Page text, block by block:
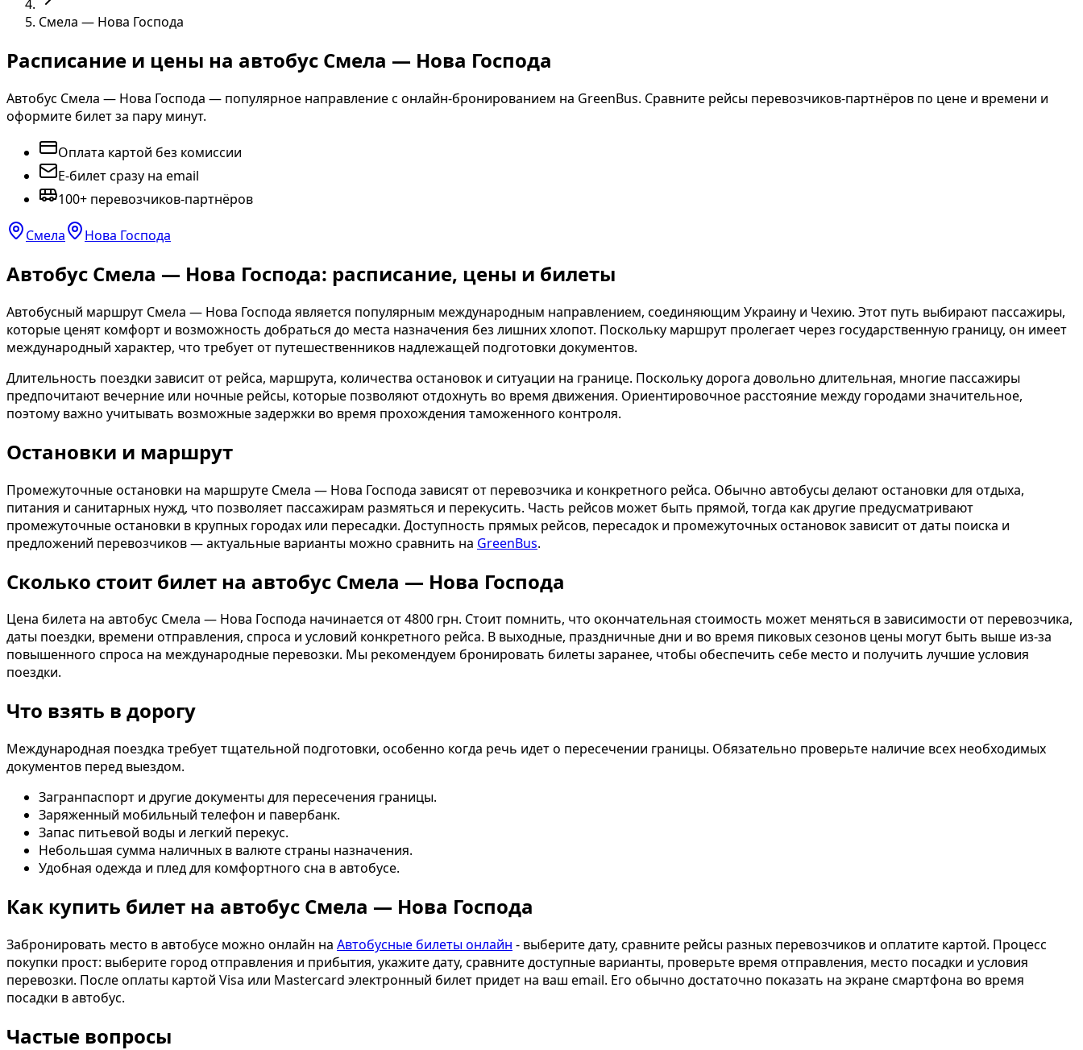
Смела — Нова Господа
Расписание и цены на автобус Смела — Нова Господа
Автобус Смела — Нова Господа — популярное направление с онлайн-бронированием на GreenBus. Сравните рейсы перевозчиков-партнёров по цене и времени и
оформите билет за пару минут.
Оплата картой без комиссии
E-билет сразу на email
100+ перевозчиков-партнёров
Смела Нова Господа
Автобус Смела — Нова Господа: расписание, цены и билеты
Автобусный маршрут Смела — Нова Господа является популярным международным направлением, соединяющим Украину и Чехию. Этот путь выбирают пассажиры,
которые ценят комфорт и возможность добраться до места назначения без лишних хлопот. Поскольку маршрут пролегает через государственную границу, он имеет
международный характер, что требует от путешественников надлежащей подготовки документов.
Длительность поездки зависит от рейса, маршрута, количества остановок и ситуации на границе. Поскольку дорога довольно длительная, многие пассажиры
предпочитают вечерние или ночные рейсы, которые позволяют отдохнуть во время движения. Ориентировочное расстояние между городами значительное,
поэтому важно учитывать возможные задержки во время прохождения таможенного контроля.
Остановки и маршрут
Промежуточные остановки на маршруте Смела — Нова Господа зависят от перевозчика и конкретного рейса. Обычно автобусы делают остановки для отдыха,
питания и санитарных нужд, что позволяет пассажирам размяться и перекусить. Часть рейсов может быть прямой, тогда как другие предусматривают
промежуточные остановки в крупных городах или пересадки. Доступность прямых рейсов, пересадок и промежуточных остановок зависит от даты поиска и
предложений перевозчиков — актуальные варианты можно сравнить на GreenBus.
Сколько стоит билет на автобус Смела — Нова Господа
Цена билета на автобус Смела — Нова Господа начинается от 4800 грн. Стоит помнить, что окончательная стоимость может меняться в зависимости от перевозчика,
даты поездки, времени отправления, спроса и условий конкретного рейса. В выходные, праздничные дни и во время пиковых сезонов цены могут быть выше из-за
повышенного спроса на международные перевозки. Мы рекомендуем бронировать билеты заранее, чтобы обеспечить себе место и получить лучшие условия
поездки.
Что взять в дорогу
Международная поездка требует тщательной подготовки, особенно когда речь идет о пересечении границы. Обязательно проверьте наличие всех необходимых
документов перед выездом.
Загранпаспорт и другие документы для пересечения границы.
Заряженный мобильный телефон и павербанк.
Запас питьевой воды и легкий перекус.
Небольшая сумма наличных в валюте страны назначения.
Удобная одежда и плед для комфортного сна в автобусе.
Как купить билет на автобус Смела — Нова Господа
Забронировать место в автобусе можно онлайн на Автобусные билеты онлайн - выберите дату, сравните рейсы разных перевозчиков и оплатите картой. Процесс
покупки прост: выберите город отправления и прибытия, укажите дату, сравните доступные варианты, проверьте время отправления, место посадки и условия
перевозки. После оплаты картой Visa или Mastercard электронный билет придет на ваш email. Его обычно достаточно показать на экране смартфона во время
посадки в автобус.
Частые вопросы